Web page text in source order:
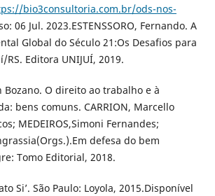
bio3consultoria.com.br/ods-nos-
06 Jul. 2023.ESTENSSORO, Fernando. A
Global do Século 21:Os Desafios para
Editora UNIJUÍ, 2019.
Bozano. O direito ao trabalho e à
bens comuns. CARRION, Marcello
MEDEIROS,Simoni Fernandes;
defesa do bem
Tomo Editorial, 2018.
Si’. São Paulo: Loyola, 2015.Disponível